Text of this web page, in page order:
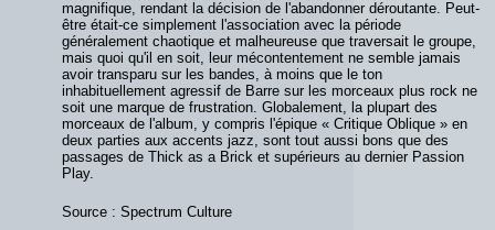
magnifique, rendant la décision de l'abandonner déroutante. Peut-
être était-ce simplement l'association avec la période
généralement chaotique et malheureuse que traversait le groupe,
mais quoi qu'il en soit, leur mécontentement ne semble jamais
avoir transparu sur les bandes, à moins que le ton
inhabituellement agressif de Barre sur les morceaux plus rock ne
soit une marque de frustration. Globalement, la plupart des
morceaux de l'album, y compris l'épique « Critique Oblique » en
deux parties aux accents jazz, sont tout aussi bons que des
passages de Thick as a Brick et supérieurs au dernier Passion
Play.
Source : Spectrum Culture